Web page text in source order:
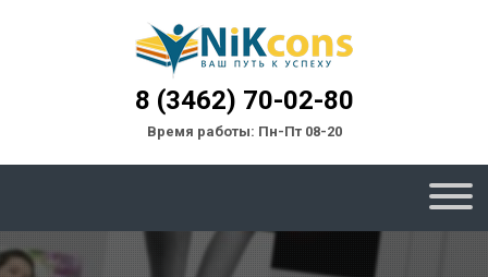
8 (3462) 70-02-80
Время работы: Пн-Пт 08-20